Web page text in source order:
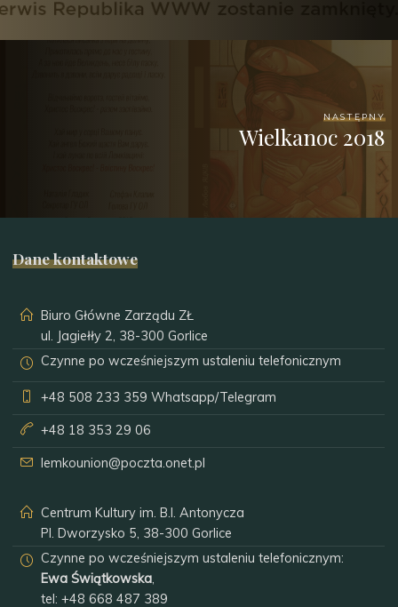
NASTĘPNY
Wielkanoc 2018
Dane kontaktowe
Biuro Główne Zarządu ZŁ
ul. Jagiełły 2, 38-300 Gorlice
Czynne po wcześniejszym ustaleniu telefonicznym
+48 508 233 359 Whatsapp/Telegram
+48 18 353 29 06
lemkounion@poczta.onet.pl
Centrum Kultury im. B.I. Antonycza
Pl. Dworzysko 5, 38-300 Gorlice
Czynne po wcześniejszym ustaleniu telefonicznym:
Ewa Świątkowska
tel:+48 668 487 389